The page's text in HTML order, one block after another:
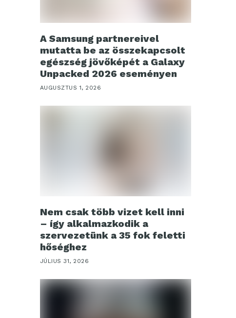
A Samsung partnereivel
mutatta be az összekapcsolt
egészség jövőképét a Galaxy
Unpacked 2026 eseményen
AUGUSZTUS 1, 2026
Nem csak több vizet kell inni
– így alkalmazkodik a
szervezetünk a 35 fok feletti
hőséghez
JÚLIUS 31, 2026